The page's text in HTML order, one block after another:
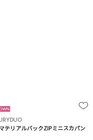
テリアルバックZIPミニスカパン